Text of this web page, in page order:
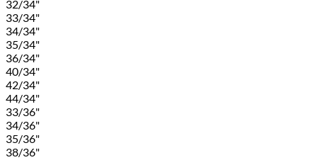
32/34"
33/34"
34/34"
35/34"
36/34"
40/34"
42/34"
44/34"
33/36"
34/36"
35/36"
38/36"